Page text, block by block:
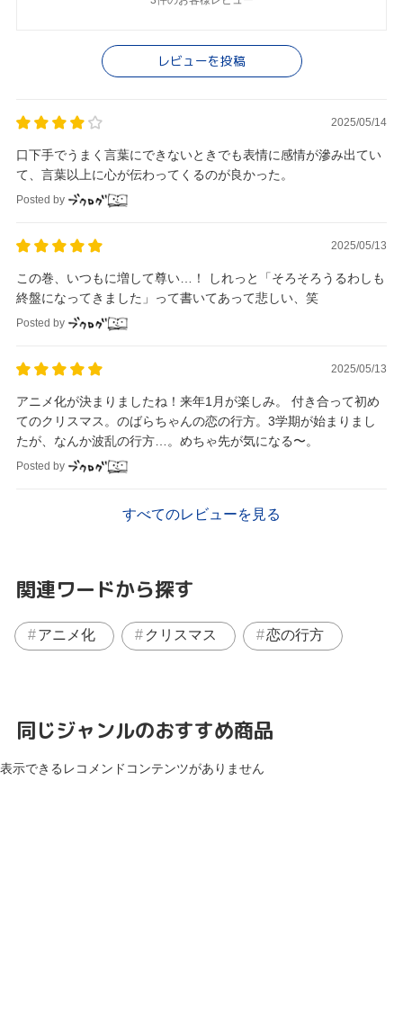
レビューを投稿
2025/05/14
口下手でうまく言葉にできないときでも表情に感情が滲み出てい
て、言葉以上に心が伝わってくるのが良かった。
Posted by
2025/05/13
この巻、いつもに増して尊い…！ しれっと「そろそろうるわしも
終盤になってきました」って書いてあって悲しい、笑
Posted by
2025/05/13
アニメ化が決まりましたね！来年1月が楽しみ。 付き合って初め
てのクリスマス。のばらちゃんの恋の行方。3学期が始まりまし
たが、なんか波乱の行方…。めちゃ先が気になる〜。
Posted by
すべてのレビューを見る
関連ワードから探す
アニメ化 クリスマス 恋の行方
同じジャンルのおすすめ商品
表示できるレコメンドコンテンツがありません